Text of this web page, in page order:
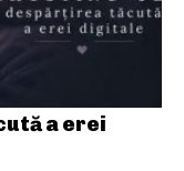
a erei